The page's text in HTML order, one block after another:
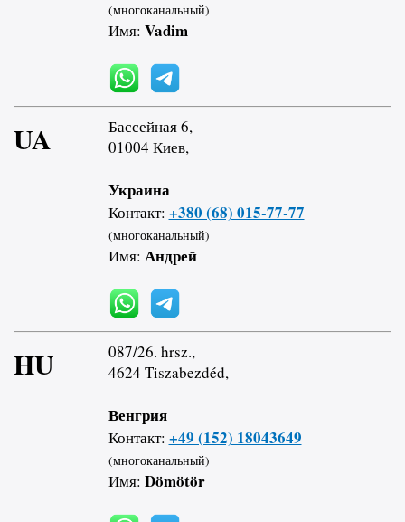
(многоканальный)
Имя: Vadim
UA
Бассейная 6,
01004 Киев,
Украина
Контакт: +380 (68) 015-77-77
(многоканальный)
Имя: Андрей
HU
087/26. hrsz.,
4624 Tiszabezdéd,
Венгрия
Контакт: +49 (152) 18043649
(многоканальный)
Имя: Dömötör